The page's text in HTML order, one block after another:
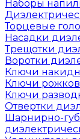
Наборы
Торцевые
Насадки
Трещотки
Воротки
Ключи
Ключи
Ключи
Отвертки
Шарнирно-